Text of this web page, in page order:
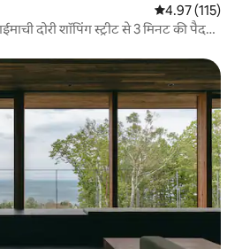
औसत रेटिंग 5 में से
4.97 (115)
दोरी शॉपिंग स्ट्रीट से 3 मिनट की पैदल